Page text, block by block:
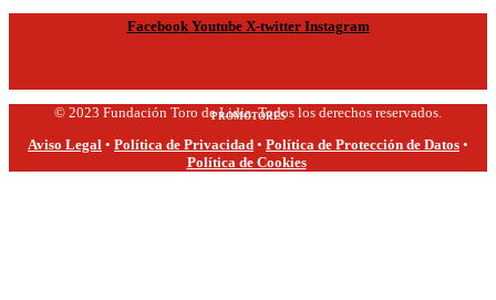
Facebook Youtube X-twitter Instagram
PROMOTORES
© 2023 Fundación Toro de Lidia. Todos los derechos reservados.
Aviso Legal • Política de Privacidad • Política de Protección de Datos •
Política de Cookies